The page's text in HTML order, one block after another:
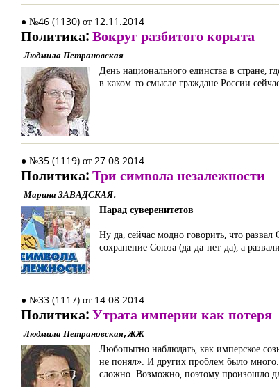
● №46 (1130) от 12.11.2014
Политика:Вокруг разбитого корыта
Людмила Петрановская
День национального единства в стране,
в каком-то смысле граждане России
● №35 (1119) от 27.08.2014
Политика:Три символа незалежности
Марина ЗАВАДСКАЯ.
Парад суверенитетов
Ну да, сейчас модно говорить, что
сохранение Союза (да-да-нет-да), а
● №33 (1117) от 14.08.2014
Политика:Утрата империи как потеря
Людмила Петрановская, ЖЖ
Любопытно наблюдать, как имперское
не понял». И других проблем было много.
сложно. Возможно, поэтому произошло